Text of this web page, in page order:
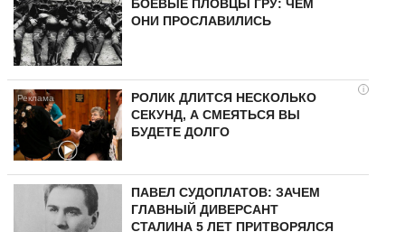
БОЕВЫЕ ПЛОВЦЫ ГРУ: ЧЕМ
ОНИ ПРОСЛАВИЛИСЬ
i
РОЛИК ДЛИТСЯ НЕСКОЛЬКО
СЕКУНД, А СМЕЯТЬСЯ ВЫ
БУДЕТЕ ДОЛГО
ПАВЕЛ СУДОПЛАТОВ: ЗАЧЕМ
ГЛАВНЫЙ ДИВЕРСАНТ
СТАЛИНА 5 ЛЕТ ПРИТВОРЯЛСЯ